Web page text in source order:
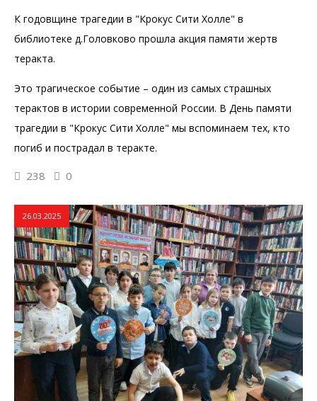
К годовщине трагедии в "Крокус Сити Холле" в
библиотеке д.Головково прошла акция памяти жертв
теракта.
Это трагическое событие – один из самых страшных
терактов в истории современной России. В День памяти
трагедии в "Крокус Сити Холле" мы вспоминаем тех, кто
погиб и пострадал в теракте.
238 0
26.03.2025